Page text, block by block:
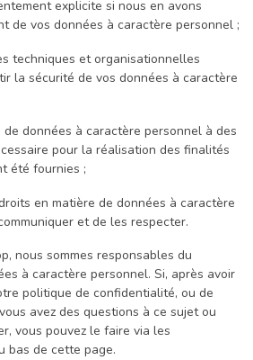
explicite si nous en avons
de vos données à caractère personnel ;
techniques et organisationnelles
la sécurité de vos données à caractère
données à caractère personnel à des
pour la réalisation des finalités
été fournies ;
en matière de données à caractère
et de les respecter.
nous sommes responsables du
à caractère personnel. Si, après avoir
politique de confidentialité, ou de
avez des questions à ce sujet ou
vous pouvez le faire via les
bas de cette page.